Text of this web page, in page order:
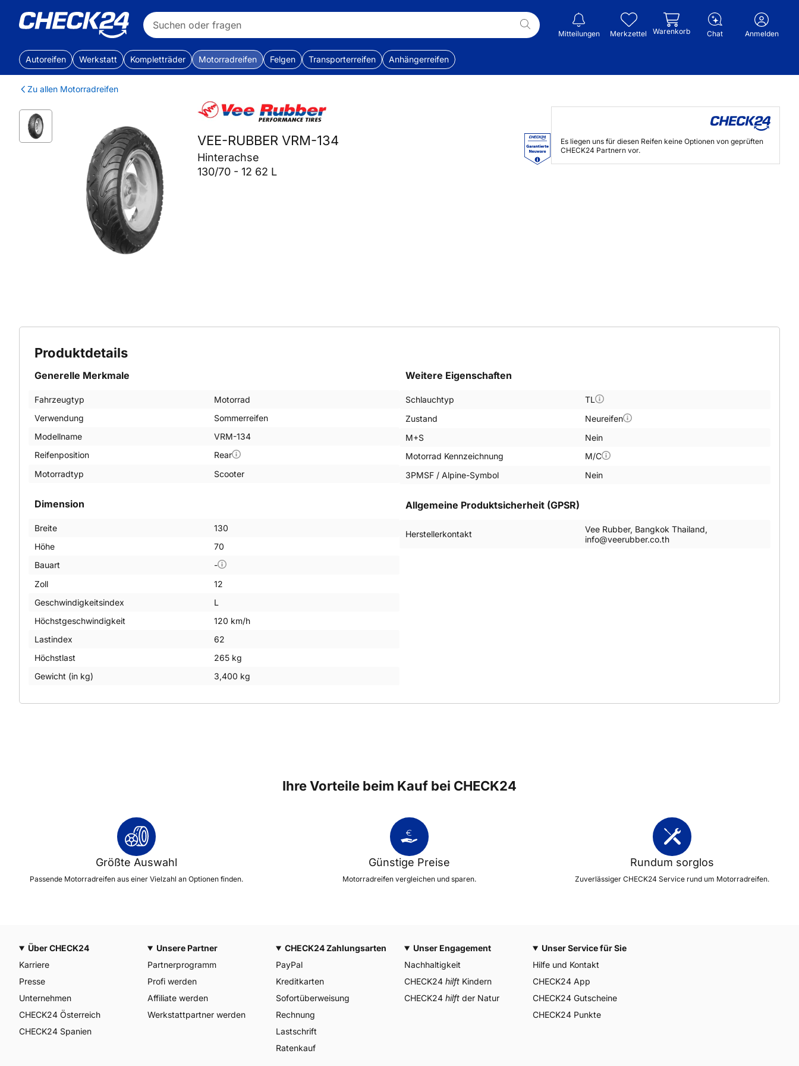
Mitteilungen Merkzettel Warenkorb Chat Anmelden
Autoreifen Werkstatt Kompletträder Motorradreifen Felgen Transporterreifen Anhängerreifen
Zu allen Motorradreifen
VEE-RUBBER VRM-134
Hinterachse
130/70 - 12 62 L
Es liegen uns für diesen Reifen keine Optionen von geprüften
CHECK24 Partnern vor.
Produktdetails
Dimension
Breite
130
Höhe
70
Bauart
-
Zoll
12
Geschwindigkeitsindex
L
Höchstgeschwindigkeit
120 km/h
Lastindex
62
Höchstlast
265 kg
Gewicht (in kg)
3,400 kg
Generelle Merkmale
Fahrzeugtyp
Motorrad
Verwendung
Sommerreifen
Modellname
VRM-134
Reifenposition
Rear
Motorradtyp
Scooter
Weitere Eigenschaften
Schlauchtyp
TL
Zustand
Neureifen
M+S
Nein
Motorrad Kennzeichnung
M/C
3PMSF / Alpine-Symbol
Nein
Allgemeine Produktsicherheit (GPSR)
Herstellerkontakt
Vee Rubber, Bangkok Thailand,
info@veerubber.co.th
Ihre Vorteile beim Kauf bei CHECK24
Größte Auswahl
Passende Motorradreifen aus einer Vielzahl an Optionen finden.
Günstige Preise
Motorradreifen vergleichen und sparen.
Rundum sorglos
Zuverlässiger CHECK24 Service rund um Motorradreifen.
Über CHECK24
Karriere
Presse
Unternehmen
CHECK24 Österreich
CHECK24 Spanien
Unsere Partner
Partnerprogramm
Profi werden
Affiliate werden
Werkstattpartner werden
CHECK24 Zahlungsarten
PayPal
Kreditkarten
Sofortüberweisung
Rechnung
Lastschrift
Ratenkauf
Unser Engagement
Nachhaltigkeit
CHECK24 hilft Kindern
CHECK24 hilft der Natur
Unser Service für Sie
Hilfe und Kontakt
CHECK24 App
CHECK24 Gutscheine
CHECK24 Punkte